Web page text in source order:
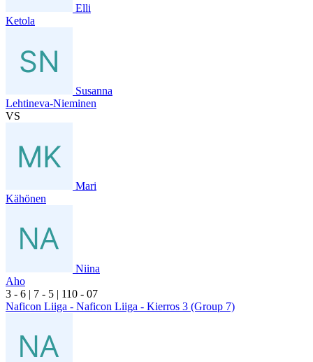
Elli
Ketola
Susanna
Lehtineva-Nieminen
VS
Mari
Kähönen
Niina
Aho
3 - 6 | 7 - 5 | 110 - 07
Naficon Liiga - Naficon Liiga - Kierros 3 (Group 7)